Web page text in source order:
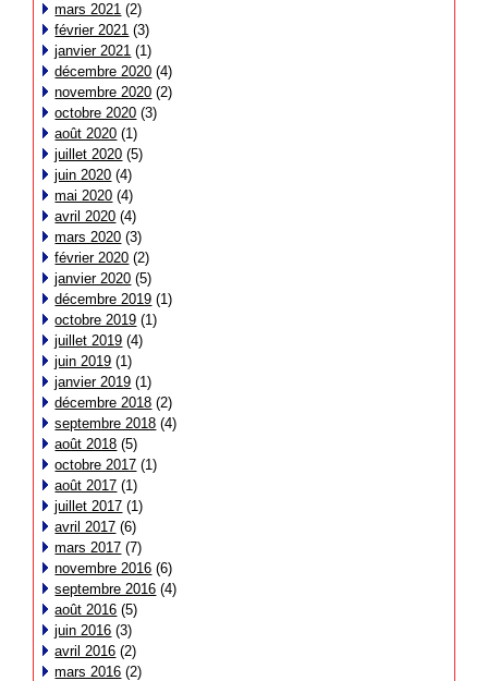
mars 2021 (2)
février 2021 (3)
janvier 2021 (1)
décembre 2020 (4)
novembre 2020 (2)
octobre 2020 (3)
août 2020 (1)
juillet 2020 (5)
juin 2020 (4)
mai 2020 (4)
avril 2020 (4)
mars 2020 (3)
février 2020 (2)
janvier 2020 (5)
décembre 2019 (1)
octobre 2019 (1)
juillet 2019 (4)
juin 2019 (1)
janvier 2019 (1)
décembre 2018 (2)
septembre 2018 (4)
août 2018 (5)
octobre 2017 (1)
août 2017 (1)
juillet 2017 (1)
avril 2017 (6)
mars 2017 (7)
novembre 2016 (6)
septembre 2016 (4)
août 2016 (5)
juin 2016 (3)
avril 2016 (2)
mars 2016 (2)